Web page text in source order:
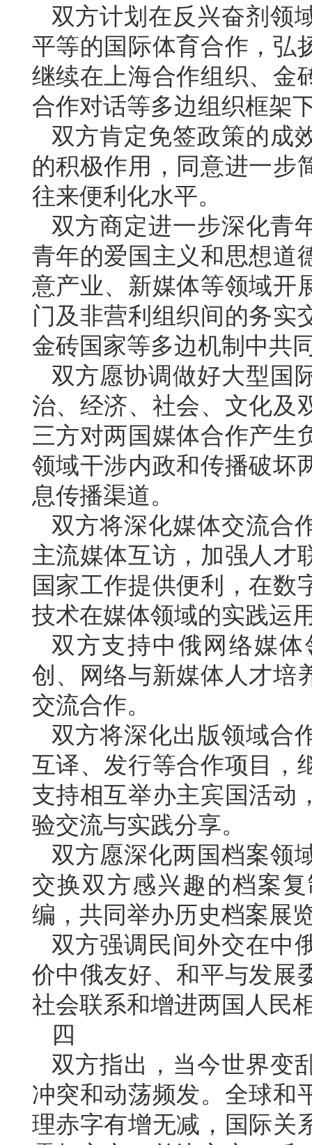
双方计划在反兴奋剂领
平等的国际体育合作，弘
继续在上海合作组织、金
合作对话等多边组织框架
双方肯定免签政策的成
的积极作用，同意进一步
往来便利化水平。
双方商定进一步深化青
青年的爱国主义和思想道
意产业、新媒体等领域开
门及非营利组织间的务实
金砖国家等多边机制中共
双方愿协调做好大型国
治、经济、社会、文化及
三方对两国媒体合作产生
领域干涉内政和传播破坏
息传播渠道。
双方将深化媒体交流合
主流媒体互访，加强人才
国家工作提供便利，在数
技术在媒体领域的实践运
双方支持中俄网络媒
创、网络与新媒体人才培
交流合作。
双方将深化出版领域合
互译、发行等合作项目，
支持相互举办主宾国活动
验交流与实践分享。
双方愿深化两国档案领
交换双方感兴趣的档案
编，共同举办历史档案展
双方强调民间外交在中
价中俄友好、和平与发展
社会联系和增进两国人民
四
双方指出，当今世界变
冲突和动荡频发。全球和
理赤字有增无减，国际关